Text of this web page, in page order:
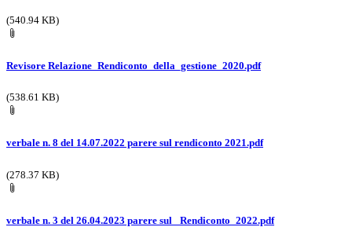
(540.94 KB)
Revisore Relazione_Rendiconto_della_gestione_2020.pdf
(538.61 KB)
verbale n. 8 del 14.07.2022 parere sul rendiconto 2021.pdf
(278.37 KB)
verbale n. 3 del 26.04.2023 parere sul _Rendiconto_2022.pdf